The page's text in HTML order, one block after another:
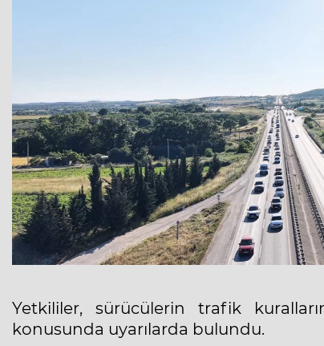
Yetkililer, sürücülerin trafik
konusunda uyarılarda bulundu.